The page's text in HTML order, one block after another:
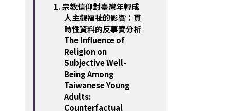
1. 宗教信仰對臺灣年輕成
人主觀福祉的影響：貫
時性資料的反事實分析
The Influence of
Religion on
Subjective Well-
Being Among
Taiwanese Young
Adults:
Counterfactual